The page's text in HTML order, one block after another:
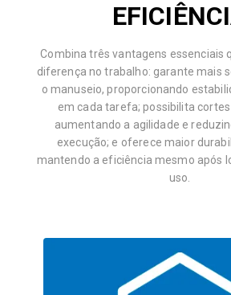
Combina três vantagens essenciais
diferença no trabalho: garante mais
o manuseio, proporcionando
em cada tarefa; possibilita
aumentando a agilidade e
execução; e oferece maior
mantendo a eficiência mesmo após
uso.